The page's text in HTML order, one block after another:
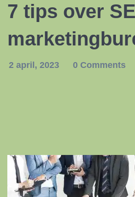
7 tips over
2 april, 2023 0 Comments